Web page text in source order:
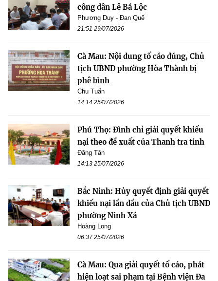
công dân Lê Bá Lộc
Phương Duy - Đan Quế
21:51 29/07/2026
Cà Mau: Nội dung tố cáo đúng, Chủ
tịch UBND phường Hòa Thành bị
phê bình
Chu Tuấn
14:14 25/07/2026
Phú Thọ: Đình chỉ giải quyết khiếu
nại theo đề xuất của Thanh tra tỉnh
Đăng Tân
14:13 25/07/2026
Bắc Ninh: Hủy quyết định giải quyết
khiếu nại lần đầu của Chủ tịch UBND
phường Ninh Xá
Hoàng Long
06:37 25/07/2026
Cà Mau: Qua giải quyết tố cáo, phát
hiện loạt sai phạm tại Bệnh viện Đa